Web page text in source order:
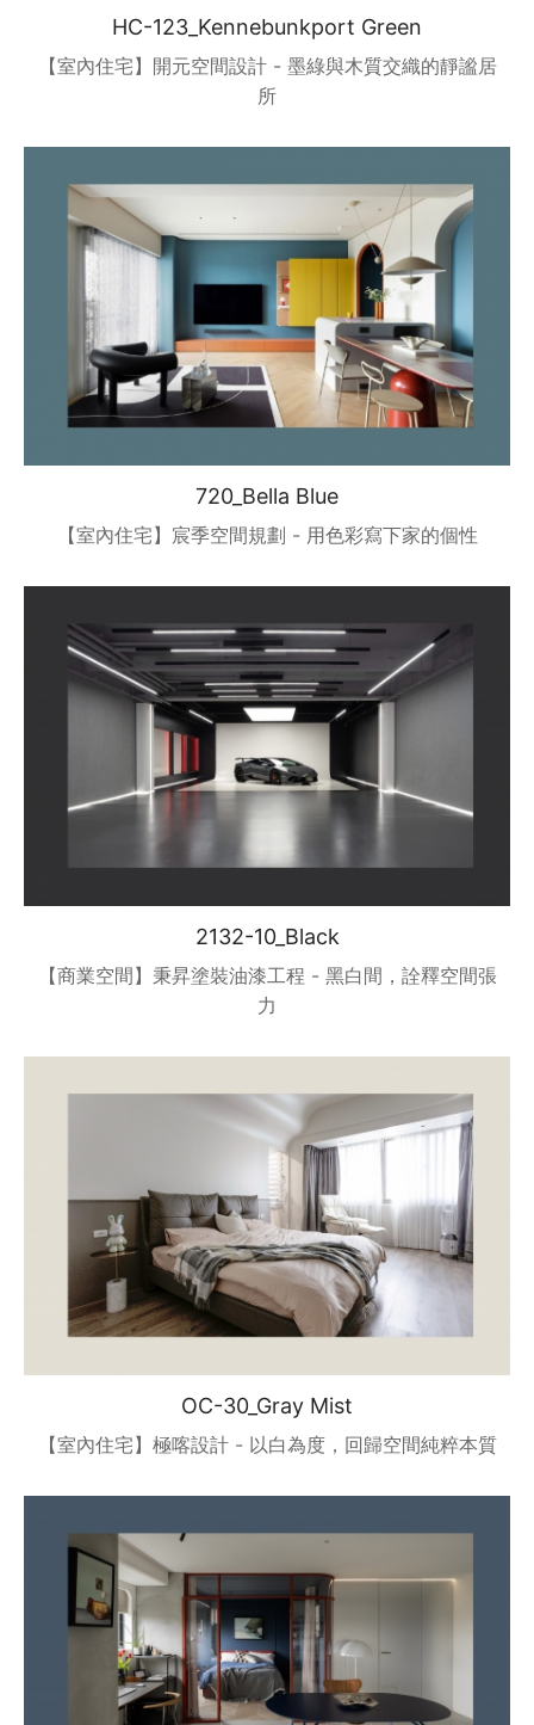
HC-123_Kennebunkport Green
【室內住宅】開元空間設計 - 墨綠與木質交織的靜謐居
所
720_Bella Blue
【室內住宅】宸季空間規劃 - 用色彩寫下家的個性
2132-10_Black
【商業空間】秉昇塗裝油漆工程 - 黑白間，詮釋空間張
力
OC-30_Gray Mist
【室內住宅】極喀設計 - 以白為度，回歸空間純粹本質